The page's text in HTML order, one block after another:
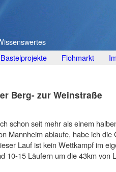
Bastelprojekte Flohmarkt
Berg- zur Weinstraße
schon seit mehr als einem
Mannheim ablaufe, habe ich
Lauf ist kein Wettkampf im
10-15 Läufern um die 43km von